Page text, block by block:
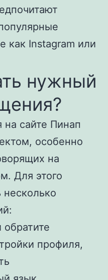
как Instagram или
нужный
сайте Пинап
особенно
на
Для этого
несколько
профиля,